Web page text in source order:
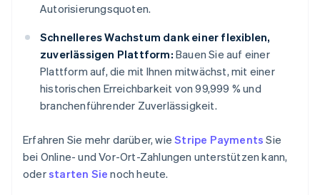
Autorisierungsquoten.
Schnelleres Wachstum dank einer flexiblen,
zuverlässigen Plattform: Bauen Sie auf einer
Plattform auf, die mit Ihnen mitwächst, mit einer
historischen Erreichbarkeit von 99,999 % und
branchenführender Zuverlässigkeit.
Erfahren Sie mehr darüber, wieStripe Payments Sie
bei Online- und Vor-Ort-Zahlungen unterstützen kann,
oderstarten Sie noch heute.